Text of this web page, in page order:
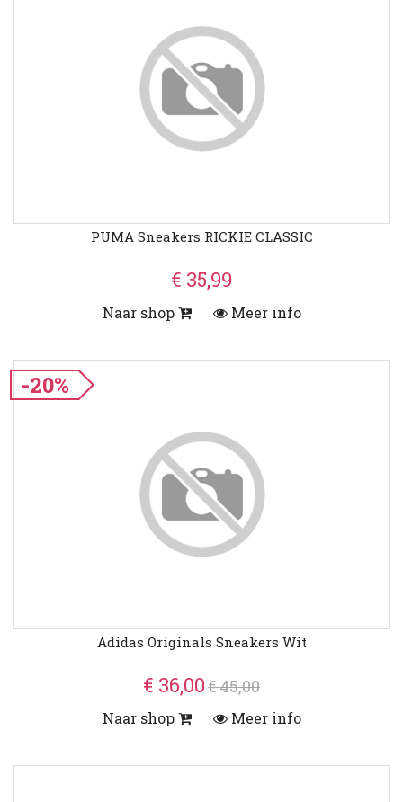
PUMA Sneakers RICKIE CLASSIC
€ 35,99
Naar shop Meer info
-20%
Adidas Originals Sneakers Wit
€ 36,00€ 45,00
Naar shop Meer info